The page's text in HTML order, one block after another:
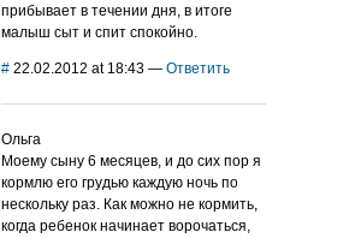
прибывает в течении дня, в итоге
малыш сыт и спит спокойно.
# 22.02.2012 at 18:43 — Ответить
Ольга
Моему сыну 6 месяцев, и до сих пор я
кормлю его грудью каждую ночь по
нескольку раз. Как можно не кормить,
когда ребенок начинает ворочаться,